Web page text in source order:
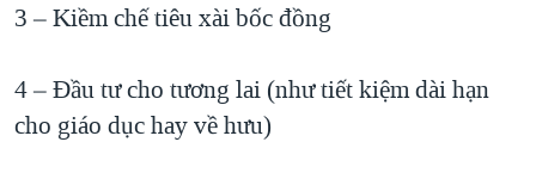
3 – Kiềm chế tiêu xài bốc đồng
4 – Đầu tư cho tương lai (như tiết kiệm dài hạn
cho giáo dục hay về hưu)